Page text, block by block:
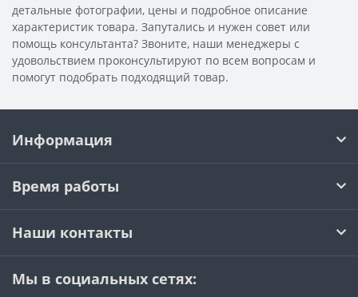
детальные фотографии, цены и подробное описание
характеристик товара. Запутались и нужен совет или
помощь консультанта? Звоните, наши менеджеры с
удовольствием проконсультируют по всем вопросам и
помогут подобрать подходящий товар.
Информация
Время работы
Наши контакты
Мы в социальных сетях: